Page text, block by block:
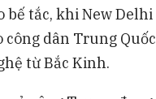
bế tắc, khi New Delhi
dân Trung Quốc
từ Bắc Kinh.